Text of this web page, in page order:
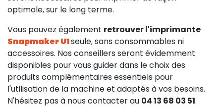
optimale, sur le long terme.
Vous pouvez également retrouver l'imprimante
Snapmaker U1seule, sans consommables ni
accessoires. Nos conseillers seront évidemment
disponibles pour vous guider dans le choix des
produits complémentaires essentiels pour
l'utilisation de la machine et adaptés à vos besoins.
N'hésitez pas à nous contacter au 04 13 68 03 51.